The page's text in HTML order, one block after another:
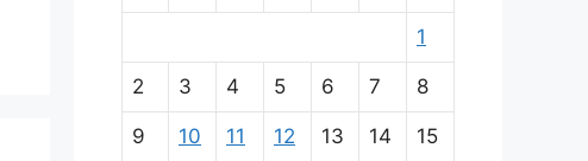
1
2 3 4 5 6 7 8
9 10 11 12 13 14 15